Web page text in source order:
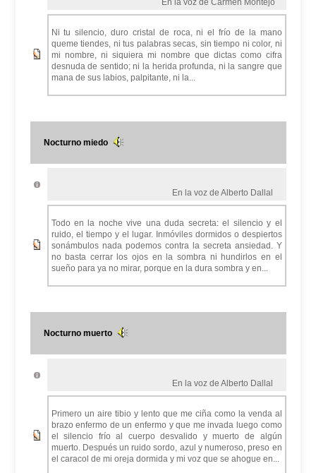
En la voz de Carmen Montejo
Ni tu silencio, duro cristal de roca, ni el frío de la mano
queme tiendes, ni tus palabras secas, sin tiempo ni color, ni
mi nombre, ni siquiera mi nombre que dictas como cifra
desnuda de sentido; ni la herida profunda, ni la sangre que
mana de sus labios, palpitante, ni la...
Nocturno miedo
En la voz de Alberto Dallal
Todo en la noche vive una duda secreta: el silencio y el
ruido, el tiempo y el lugar. Inmóviles dormidos o despiertos
sonámbulos nada podemos contra la secreta ansiedad. Y
no basta cerrar los ojos en la sombra ni hundirlos en el
sueño para ya no mirar, porque en la dura sombra y en...
Nocturno muerto
En la voz de Alberto Dallal
Primero un aire tibio y lento que me ciña como la venda al
brazo enfermo de un enfermo y que me invada luego como
el silencio frío al cuerpo desvalido y muerto de algún
muerto. Después un ruido sordo, azul y numeroso, preso en
el caracol de mi oreja dormida y mi voz que se ahogue en...